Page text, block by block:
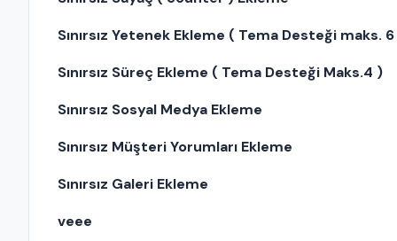
Sınırsız Yetenek Ekleme ( Tema Desteği maks.
Sınırsız Süreç Ekleme ( Tema Desteği Maks.4 )
Sınırsız Sosyal Medya Ekleme
Sınırsız Müşteri Yorumları Ekleme
Sınırsız Galeri Ekleme
veee